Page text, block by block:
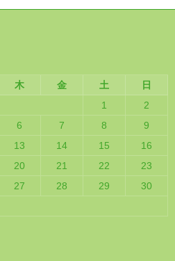
木 金 土
日
1
2
6 7 8
9
13 14 15
16
20 21 22
23
27 28 29
30